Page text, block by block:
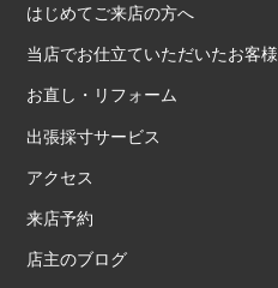
はじめてご来店の方へ
当店でお仕立ていただいたお客様
お直し・リフォーム
出張採寸サービス
アクセス
来店予約
店主のブログ